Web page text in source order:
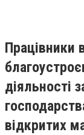
Працівники
діяльності
відкритих